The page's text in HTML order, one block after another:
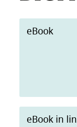
eBook
eBook in